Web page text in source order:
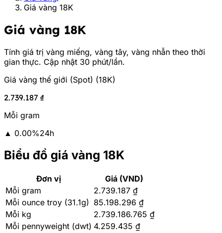
Giá vàng 18K
Giá vàng 18K
Tính giá trị vàng miếng, vàng tây, vàng nhẫn theo thời
gian thực. Cập nhật 30 phút/lần.
Giá vàng thế giới (Spot) (18K)
2.739.187 ₫
Mỗi gram
▲ 0.00%24h
Biểu đồ giá vàng 18K
Đơn vị
Giá (VND)
Mỗi gram
2.739.187 ₫
Mỗi ounce troy (31.1g) 85.198.296 ₫
Mỗi kg
2.739.186.765 ₫
Mỗi pennyweight (dwt) 4.259.435 ₫